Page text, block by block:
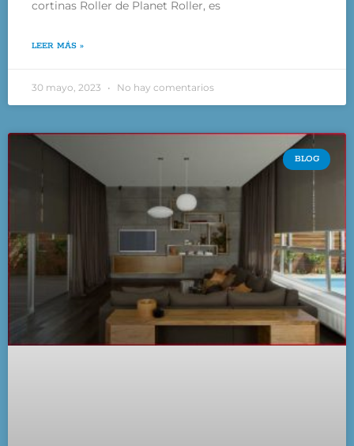
cortinas Roller de Planet Roller, es
LEER MÁS »
30 mayo, 2023 No hay comentarios
BLOG